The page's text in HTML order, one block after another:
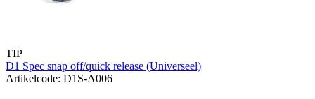
TIP
D1 Spec snap off/quick release (Universeel)
Artikelcode: D1S-A006